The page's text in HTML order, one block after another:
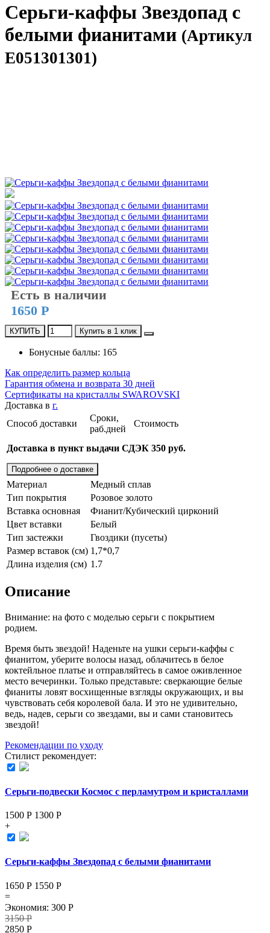
Серьги-каффы Звездопад с
белыми фианитами (Артикул
E051301301)
Есть в наличии
1650 Р
КУПИТЬ Купить в 1 клик
Бонусные баллы: 165
Как определить размер кольца
Гарантия обмена и возврата 30 дней
Сертификаты на кристаллы SWAROVSKI
Доставка в г.
Способ доставки
Сроки,
раб.дней
Стоимость
Доставка в пункт выдачи СДЭК 350 руб.
Подробнее о доставке
Материал
Медный сплав
Тип покрытия
Розовое золото
Вставка основная
Фианит/Кубический цирконий
Цвет вставки
Белый
Тип застежки
Гвоздики (пусеты)
Размер вставок (см) 1,7*0,7
Длина изделия (см) 1.7
Описание
Внимание: на фото с моделью серьги с покрытием
родием.
Время быть звездой! Наденьте на ушки серьги-каффы с
фианитом, уберите волосы назад, облачитесь в белое
коктейльное платье и отправляйтесь в самое оживленное
место вечеринки. Только представьте: сверкающие белые
фианиты ловят восхищенные взгляды окружающих, и вы
чувствовать себя королевой бала. И это не удивительно,
ведь, надев, серьги со звездами, вы и сами становитесь
звездой!
Рекомендации по уходу
Стилист рекомендует:
Серьги-подвески Космос с перламутром и кристаллами
1500 Р 1300 Р
+
Серьги-каффы Звездопад с белыми фианитами
1650 Р 1550 Р
=
Экономия: 300 Р
3150Р
2850 Р